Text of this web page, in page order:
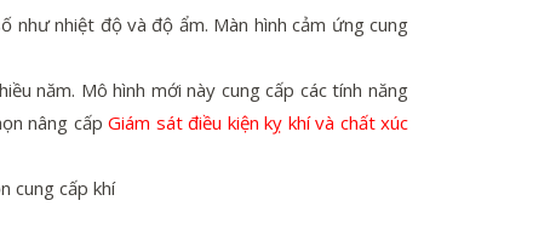
như nhiệt độ và độ ẩm. Màn hình cảm ứng cung
năm. Mô hình mới này cung cấp các tính năng
nâng cấpGiám sát điều kiện kỵ khí và chất xúc
cung cấp khí